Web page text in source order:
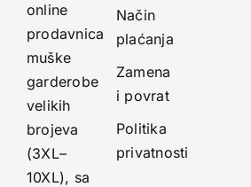
online
prodavnica
muške
garderobe
velikih
brojeva
(3XL–
10XL), sa
Način
plaćanja
Zamena
i povrat
Politika
privatnosti